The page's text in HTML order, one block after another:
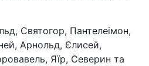
Святогор, Пантелеімон,
Арнольд, Єлисей,
Яїр, Северин та